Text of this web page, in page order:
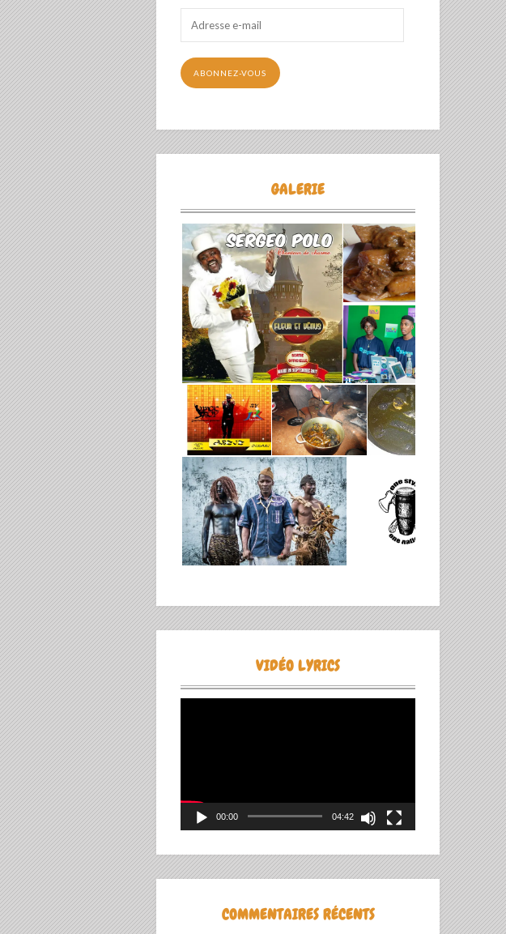
mail
ABONNEZ-VOUS
GALERIE
VIDÉO LYRICS
00:00 04:42
COMMENTAIRES RÉCENTS